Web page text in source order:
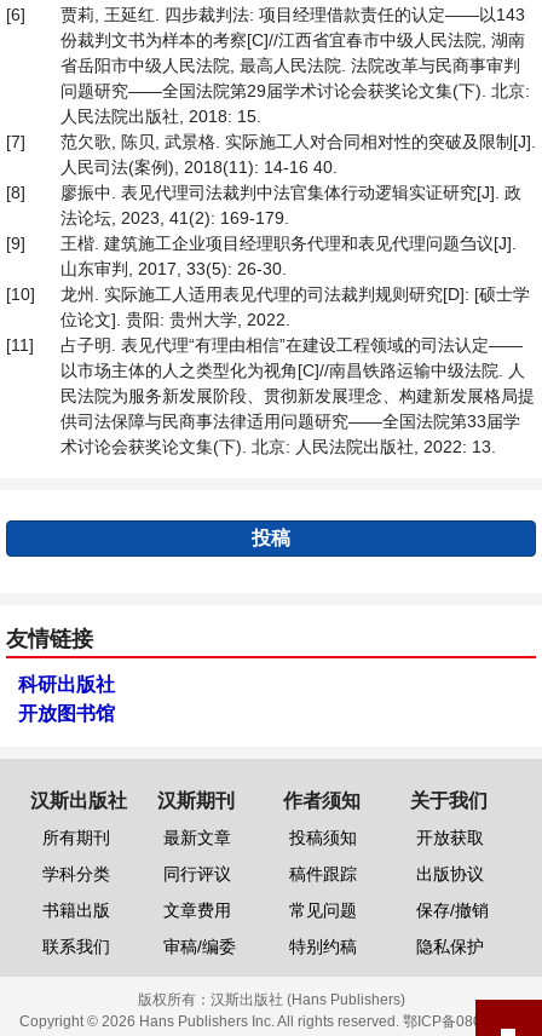
[6]
贾莉, 王延红. 四步裁判法: 项目经理借款责任的认定——以143
份裁判文书为样本的考察[C]//江西省宜春市中级人民法院, 湖南
省岳阳市中级人民法院, 最高人民法院. 法院改革与民商事审判
问题研究——全国法院第29届学术讨论会获奖论文集(下). 北京:
人民法院出版社, 2018: 15.
[7]
范欠歌, 陈贝, 武景格. 实际施工人对合同相对性的突破及限制[J].
人民司法(案例), 2018(11): 14-16 40.
[8]
廖振中. 表见代理司法裁判中法官集体行动逻辑实证研究[J]. 政
法论坛, 2023, 41(2): 169-179.
[9]
王楷. 建筑施工企业项目经理职务代理和表见代理问题刍议[J].
山东审判, 2017, 33(5): 26-30.
[10]
龙州. 实际施工人适用表见代理的司法裁判规则研究[D]: [硕士学
位论文]. 贵阳: 贵州大学, 2022.
[11]
占子明. 表见代理“有理由相信”在建设工程领域的司法认定——
以市场主体的人之类型化为视角[C]//南昌铁路运输中级法院. 人
民法院为服务新发展阶段、贯彻新发展理念、构建新发展格局提
供司法保障与民商事法律适用问题研究——全国法院第33届学
术讨论会获奖论文集(下). 北京: 人民法院出版社, 2022: 13.
投稿
友情链接
科研出版社
开放图书馆
汉斯出版社
所有期刊
学科分类
书籍出版
联系我们
汉斯期刊
最新文章
同行评议
文章费用
审稿/编委
作者须知
投稿须知
稿件跟踪
常见问题
特别约稿
关于我们
开放获取
出版协议
保存/撤销
隐私保护
版权所有： 汉斯出版社 (Hans Publishers)
Copyright © 2026 Hans Publishers Inc. All rights reserved. 鄂ICP备08006613